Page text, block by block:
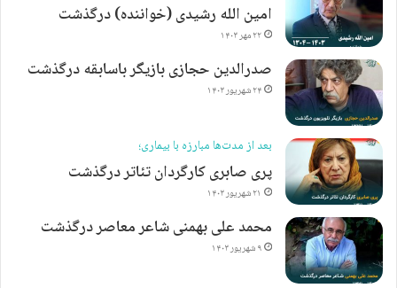
امین الله رشیدی (خواننده) درگذشت
۲۲ مهر ۱۴۰۳
صدرالدین حجازی بازیگر باسابقه درگذشت
۲۴ شهریور ۱۴۰۳
بعد از مدت‌ها مبارزه با بیماری؛
پری صابری کارگردان تئاتر درگذشت
۲۱ شهریور ۱۴۰۳
محمد علی بهمنی شاعر معاصر درگذشت
۹ شهریور ۱۴۰۳